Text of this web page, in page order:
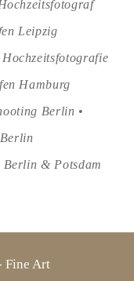
Leipzig
Hochzeitsfotografie
Hamburg
Berlin •
Berlin & Potsdam
Fine Art